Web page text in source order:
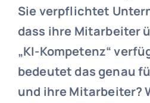
Sie verpflichtet
dass ihre Mitarbeiter
„KI-Kompetenz“
bedeutet das genau
und ihre Mitarbeiter?